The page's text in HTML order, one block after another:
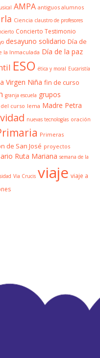
AMPA antiguos alumnos
Ciencia claustro de profesores
Concierto Testimonio
desayuno solidario Día de
la Inmaculada Día de la paz
ESO ética y moral Eucaristía
Virgen Niña fin de curso
granja escuela grupos
curso lema Madre Petra
nuevas tecnologías oración
Primeras
de San José proyectos
Ruta Mariana semana de la
Via Crucis viaje viaje a